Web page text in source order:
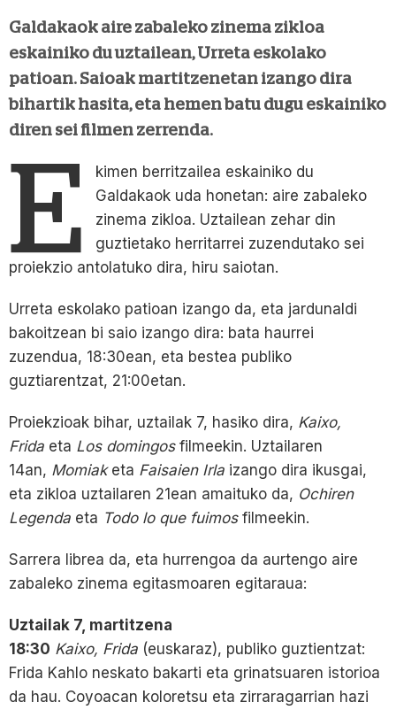
Galdakaok aire zabaleko zinema zikloa
eskainiko du uztailean, Urreta eskolako
patioan. Saioak martitzenetan izango dira
bihartik hasita, eta hemen batu dugu eskainiko
diren sei filmen zerrenda.
E
kimen berritzailea eskainiko du
Galdakaok uda honetan: aire zabaleko
zinema zikloa. Uztailean zehar din
guztietako herritarrei zuzendutako sei
proiekzio antolatuko dira, hiru saiotan.
Urreta eskolako patioan izango da, eta jardunaldi
bakoitzean bi saio izango dira: bata haurrei
zuzendua, 18:30ean, eta bestea publiko
guztiarentzat, 21:00etan.
Proiekzioak bihar, uztailak 7, hasiko dira, Kaixo,
Frida eta Los domingosfilmeekin. Uztailaren
14an, Momiak eta Faisaien Irla izango dira ikusgai,
eta zikloa uztailaren 21ean amaituko da, Ochiren
Legenda eta Todo lo que fuimosfilmeekin.
Sarrera librea da, eta hurrengoa da aurtengo aire
zabaleko zinema egitasmoaren egitaraua:
Uztailak 7, martitzena
18:30 Kaixo, Frida (euskaraz), publiko guztientzat:
Frida Kahlo neskato bakarti eta grinatsuaren istorioa
da hau. Coyoacan koloretsu eta zirraragarrian hazi